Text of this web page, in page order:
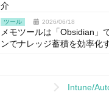
介
ツール 2026/06/18
メモツールは「Obsidian」
ンでナレッジ蓄積を効率化
Intune/